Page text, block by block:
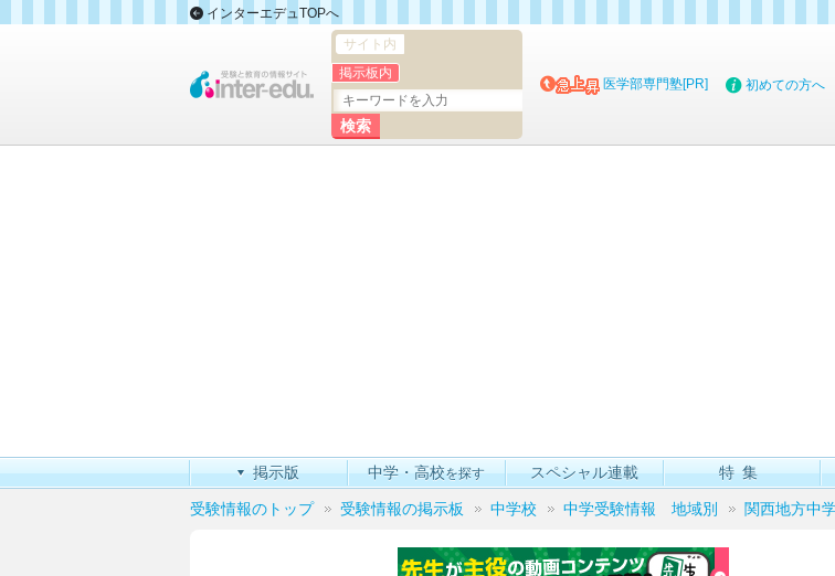
インターエデュTOPへ
サイト内
掲示板内
医学部専門塾[PR] 初めての方へ
掲示版 中学・高校を探す スペシャル連載 特集
受験情報のトップ 受験情報の掲示板 中学校 中学受験情報 地域別 関西地方中